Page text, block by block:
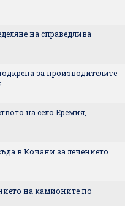
на справедлива
за производителите
на село Еремия,
в Кочани за лечението
на камионите по